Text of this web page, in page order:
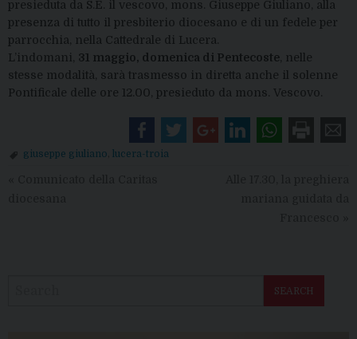
presieduta da S.E. il vescovo, mons. Giuseppe Giuliano, alla
presenza di tutto il presbiterio diocesano e di un fedele per
parrocchia, nella Cattedrale di Lucera.
L’indomani, 31 maggio, domenica di Pentecoste , nelle
stesse modalità, sarà trasmesso in diretta anche il solenne
Pontificale delle ore 12.00, presieduto da mons. Vescovo.
giuseppe giuliano lucera-troia
SEARCH